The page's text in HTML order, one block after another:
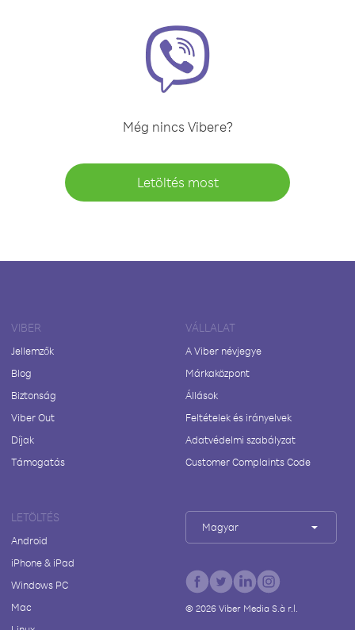
Még nincs Vibere?
Letöltés most
VIBER
Jellemzők
Blog
Biztonság
Viber Out
Díjak
Támogatás
VÁLLALAT
A Viber névjegye
Márkaközpont
Állások
Feltételek és irányelvek
Adatvédelmi szabályzat
Customer Complaints Code
LETÖLTÉS
Android
iPhone & iPad
Windows PC
Mac
Magyar
© 2026Viber Media S.à r.l.